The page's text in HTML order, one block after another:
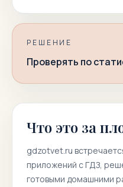
РЕШЕНИЕ
Проверять по
Что это за
gdzotvet.ru
приложений с ГДЗ,
готовыми домашними